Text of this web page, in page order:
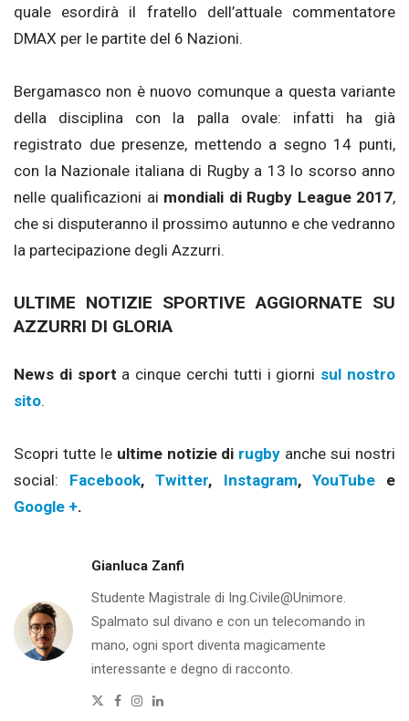
quale esordirà il fratello dell’attuale commentatore
DMAX per le partite del 6 Nazioni.
Bergamasco non è nuovo comunque a questa variante
della disciplina con la palla ovale: infatti ha già
registrato due presenze, mettendo a segno 14 punti,
con la Nazionale italiana di Rugby a 13 lo scorso anno
nelle qualificazioni ai mondiali di Rugby League 2017,
che si disputeranno il prossimo autunno e che vedranno
la partecipazione degli Azzurri.
ULTIME NOTIZIE SPORTIVE AGGIORNATE SU
AZZURRI DI GLORIA
News di sport a cinque cerchi tutti i giorni sul nostro
sito.
Scopri tutte le ultime notizie di rugby anche sui nostri
social: Facebook,Twitter, Instagram, YouTubee
Google +.
Gianluca Zanfi
Studente Magistrale di Ing.Civile@Unimore.
Spalmato sul divano e con un telecomando in
mano, ogni sport diventa magicamente
interessante e degno di racconto.
Twitter
Facebook
Instagram
Linkedin